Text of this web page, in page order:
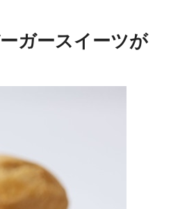
ガースイーツが